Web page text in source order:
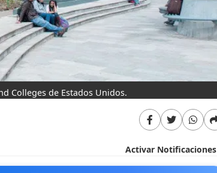
Colleges de Estados Unidos.
Activar Notificaciones